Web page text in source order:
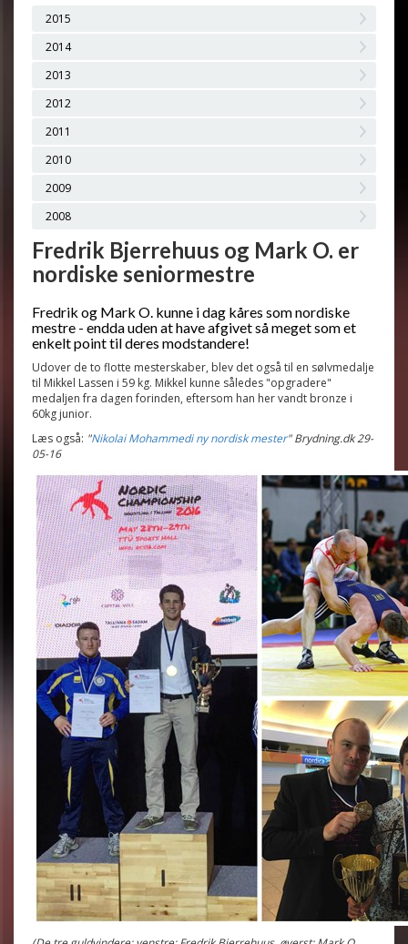
2015
2014
2013
2012
2011
2010
2009
2008
Fredrik Bjerrehuus og Mark O. er
nordiske seniormestre
Fredrik og Mark O. kunne i dag kåres som nordiske
mestre - endda uden at have afgivet så meget som et
enkelt point til deres modstandere!
Udover de to flotte mesterskaber, blev det også til en sølvmedalje
til Mikkel Lassen i 59 kg. Mikkel kunne således "opgradere"
medaljen fra dagen forinden, eftersom han her vandt bronze i
60kg junior.
Læs også: "Nikolai Mohammedi ny nordisk mester" Brydning.dk 29-
05-16